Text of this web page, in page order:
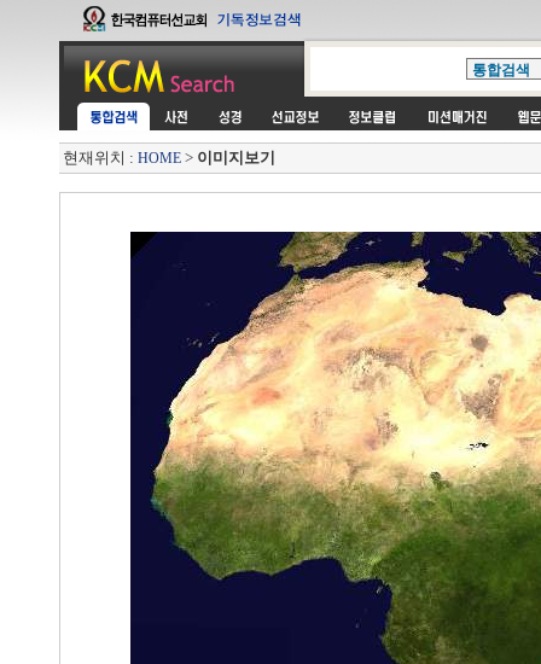
현재위치 : HOME > 이미지보기